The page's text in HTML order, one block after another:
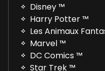
Disney ™
Harry Potter ™
Les Animaux
Marvel ™
DC Comics ™
Star Trek ™